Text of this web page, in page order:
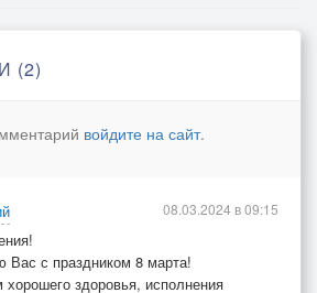
— лишь вы!
надежды!
кто вы,
(2)
войдите на сайт.
Вас с праздником 8 марта!
здоровья, исполнения
08.03.2024 в 09:15